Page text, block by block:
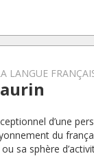
LANGUE
d’une
du
sa sphère